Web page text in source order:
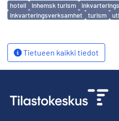
hotell inhemsk turism
inkvarteringsverksamhet
turism
Tietueen kaikki tiedot